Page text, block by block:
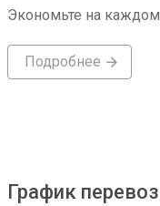
Экономьте на
Подробнее
График